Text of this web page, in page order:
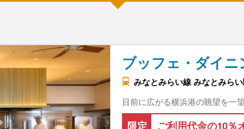
ブッフェ・ダイ
みなとみらい線 みなとみら
目前に広がる横浜港の眺望を一
限定 ご利用代金の10％